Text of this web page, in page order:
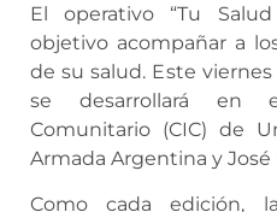
El operativo “Tu
objetivo acompañar a
de su salud. Este viernes
se desarrollará en
Comunitario (CIC) de
Armada Argentina y José
Como cada edición,